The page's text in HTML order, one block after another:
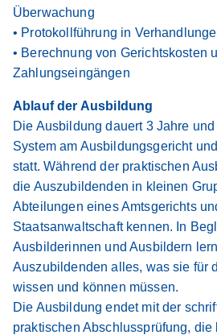
Überwachung
• Protokollführung in
• Berechnung von Gerichtskosten
Zahlungseingängen
Ablauf der Ausbildung
Die Ausbildung dauert 3 Jahre
System am Ausbildungsgericht
statt. Während der praktischen
die Auszubildenden in kleinen
Abteilungen eines Amtsgerichts
Staatsanwaltschaft kennen. In
Ausbilderinnen und Ausbildern
Auszubildenden alles, was sie für
wissen und können müssen.
Die Ausbildung endet mit der
praktischen Abschlussprüfung,